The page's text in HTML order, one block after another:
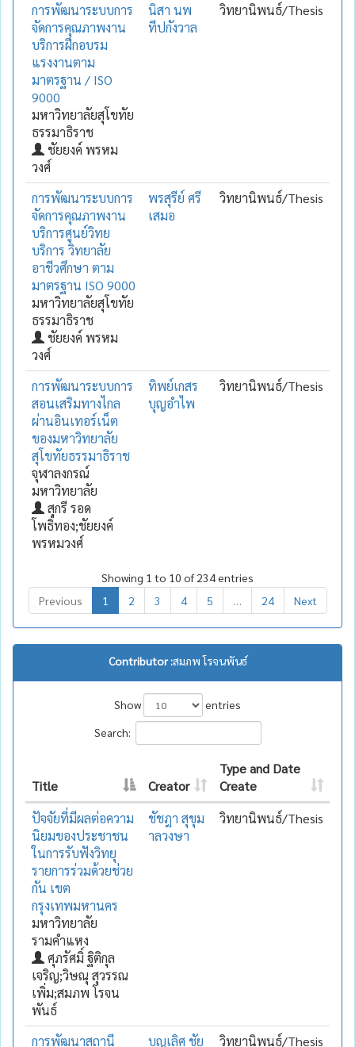
การพัฒนาระบบการ
จัดการคุณภาพงาน
บริการฝึกอบรม
แรงงานตาม
มาตรฐาน / ISO
9000
มหาวิทยาลัยสุโขทัย
ธรรมาธิราช
ชัยยงค์ พรหม
วงศ์
นิสา นพ
ทีปกังวาล
วิทยานิพนธ์/Thesis
การพัฒนาระบบการ
จัดการคุณภาพงาน
บริการศูนย์วิทย
บริการ วิทยาลัย
อาชีวศึกษา ตาม
มาตรฐาน ISO 9000
มหาวิทยาลัยสุโขทัย
ธรรมาธิราช
ชัยยงค์ พรหม
วงศ์
พรสุรีย์ ศรี
เสมอ
วิทยานิพนธ์/Thesis
การพัฒนาระบบการ
สอนเสริมทางไกล
ผ่านอินเทอร์เน็ต
ของมหาวิทยาลัย
สุโขทัยธรรมาธิราช
จุฬาลงกรณ์
มหาวิทยาลัย
สุกรี รอด
โพธิ์ทอง;ชัยยงค์
พรหมวงศ์
ทิพย์เกสร
บุญอำไพ
วิทยานิพนธ์/Thesis
Showing 1 to 10 of 234 entries
Previous
1 2 3 4 5 24 Next
Contributor :สมภพ โรจนพันธ์
Show
entries
Search:
Title Creator
Type and Date
Create
ปัจจัยที่มีผลต่อความ
นิยมของประชาชน
ในการรับฟังวิทยุ
รายการร่วมด้วยช่วย
กัน เขต
กรุงเทพมหานคร
มหาวิทยาลัย
รามคำแหง
ศุภรัศมิ์ ฐิติกุล
เจริญ;วิษณุ สุวรรณ
เพิ่ม;สมภพ โรจน
พันธ์
ชัชฎา สุขุม
าลวงษา
วิทยานิพนธ์/Thesis
การพัฒนาสถานี บุญเลิศ ชัย วิทยานิพนธ์/Thesis